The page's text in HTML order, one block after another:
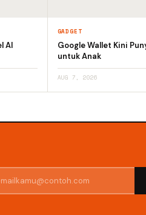
AI
GADGET
Google Wallet Kini
untuk Anak
AUG 7, 2026